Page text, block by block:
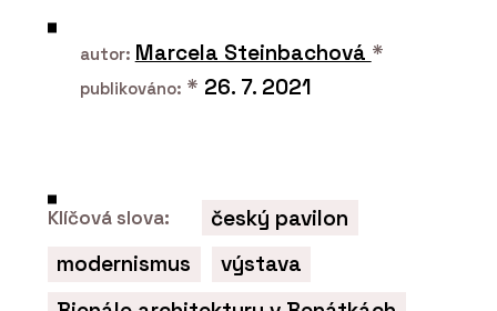
PRODUKTY
Okenní a dveřní systém s tepelnou
autor: Marcela Steinbachová *
publikováno: * 26. 7. 2021
Klíčová slova:
český pavilon
modernismus
výstava